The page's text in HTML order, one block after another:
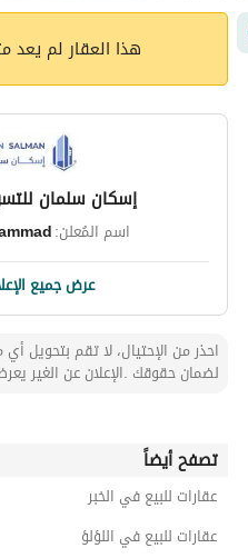
هذا العقار لم يعد
إسكان سلمان
اسم المُعلن:
عرض جميع
احذر من الإحتيال، لا تقم بتحويل أي
لضمان حقوقك .الإعلان عن الغير
تصفح أيضاً
عقارات للبيع في الخبر
عقارات للبيع في اللؤلؤ